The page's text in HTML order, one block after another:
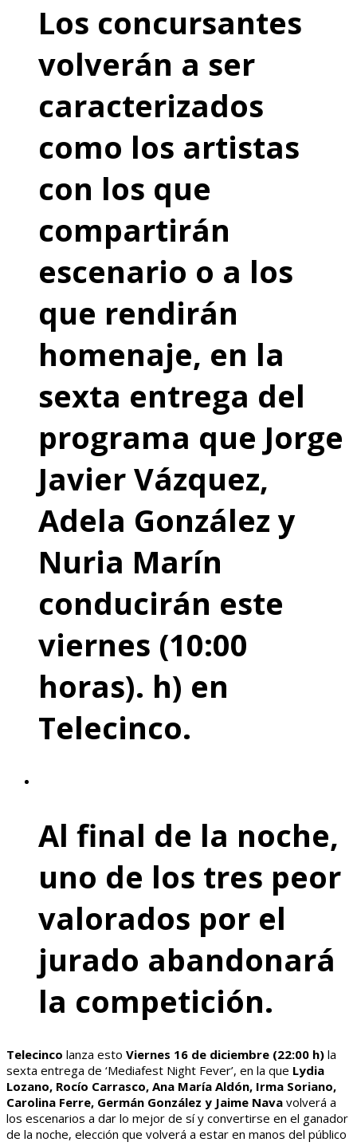
Los concursantes
volverán a ser
caracterizados
como los artistas
con los que
compartirán
escenario o a los
que rendirán
homenaje, en la
sexta entrega del
programa que Jorge
Javier Vázquez,
Adela González y
Nuria Marín
conducirán este
viernes (10:00
horas). h) en
Telecinco.
Al final de la noche,
uno de los tres peor
valorados por el
jurado abandonará
la competición.
Telecinco lanza esto Viernes 16 de diciembre (22:00 h) la
sexta entrega de ‘Mediafest Night Fever’, en la que Lydia
Lozano, Rocío Carrasco, Ana María Aldón, Irma Soriano,
Carolina Ferre, Germán González y Jaime Nava volverá a
los escenarios a dar lo mejor de sí y convertirse en el ganador
de la noche, elección que volverá a estar en manos del público